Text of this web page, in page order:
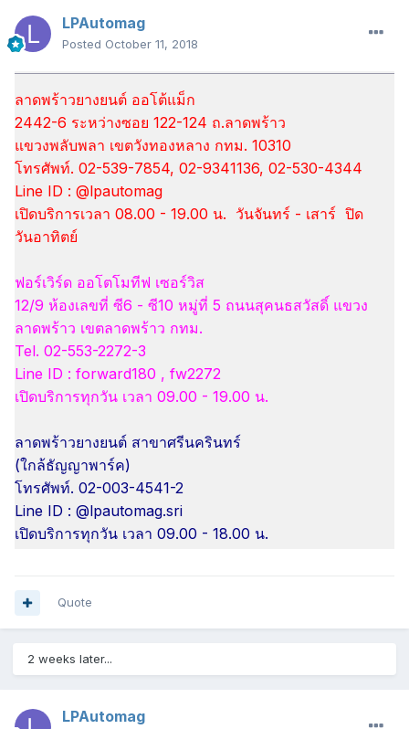
LPAutomag
Posted October 11, 2018
ลาดพร้าวยางยนต์ ออโต้แม็ก
2442-6 ระหว่างซอย 122-124 ถ.ลาดพร้าว
แขวงพลับพลา เขตวังทองหลาง กทม. 10310
โทรศัพท์. 02-539-7854, 02-9341136, 02-530-4344
Line ID : @lpautomag
เปิดบริการเวลา 08.00 - 19.00 น. วันจันทร์ - เสาร์ ปิด
วันอาทิตย์
ฟอร์เวิร์ด ออโตโมทีฟ เซอร์วิส
12/9 ห้องเลขที่ ซี6 - ซี10 หมู่ที่ 5 ถนนสุคนธสวัสดิ์ แขวง
ลาดพร้าว เขตลาดพร้าว กทม.
Tel. 02-553-2272-3
Line ID : forward180 , fw2272
เปิดบริการทุกวัน เวลา 09.00 - 19.00 น.
ลาดพร้าวยางยนต์ สาขาศรีนครินทร์
(ใกล้ธัญญาพาร์ค)
โทรศัพท์. 02-003-4541-2
Line ID : @lpautomag.sri
เปิดบริการทุกวัน เวลา 09.00 - 18.00 น.
Quote
2 weeks later...
LPAutomag